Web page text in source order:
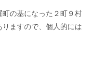
の基になった２町９村
ますので、個人的には